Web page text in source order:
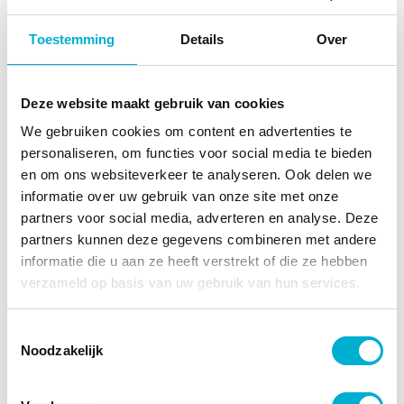
Toestemming Details Over
Deze website maakt gebruik van cookies
We gebruiken cookies om content en advertenties te
personaliseren, om functies voor social media te bieden
en om ons websiteverkeer te analyseren. Ook delen we
informatie over uw gebruik van onze site met onze
partners voor social media, adverteren en analyse. Deze
partners kunnen deze gegevens combineren met andere
informatie die u aan ze heeft verstrekt of die ze hebben
verzameld op basis van uw gebruik van hun services.
Noodzakelijk
bestandsoverdracht.
Storage Area Network (SAN)
Network Attached Storage
(NAS)
Deze industrieën maken